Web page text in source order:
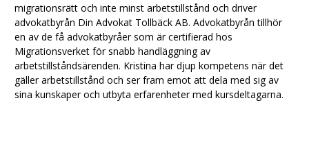
migrationsrätt och inte minst arbetstillstånd och driver
advokatbyrån Din Advokat Tollbäck AB. Advokatbyrån tillhör
en av de få advokatbyråer som är certifierad hos
Migrationsverket för snabb handläggning av
arbetstillståndsärenden. Kristina har djup kompetens när det
gäller arbetstillstånd och ser fram emot att dela med sig av
sina kunskaper och utbyta erfarenheter med kursdeltagarna.